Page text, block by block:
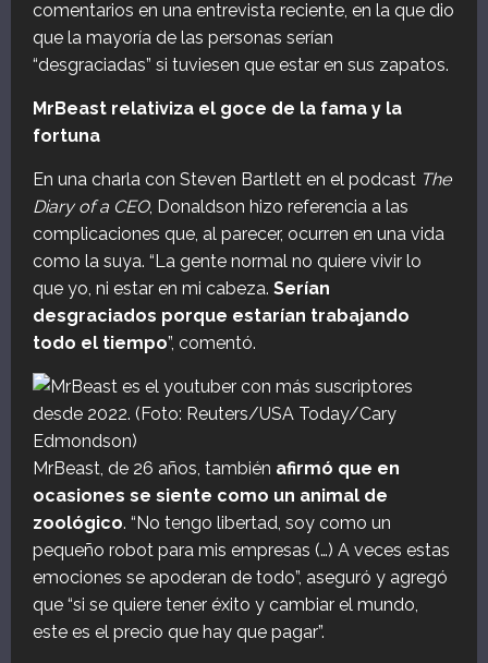
comentarios en una entrevista reciente, en la que dio
que la mayoría de las personas serían
“desgraciadas” si tuviesen que estar en sus zapatos.
MrBeast relativiza el goce de la fama y la
fortuna
En una charla con Steven Bartlett en el podcast The
Diary of a CEO, Donaldson hizo referencia a las
complicaciones que, al parecer, ocurren en una vida
como la suya. “La gente normal no quiere vivir lo
que yo, ni estar en mi cabeza. Serían
desgraciados porque estarían trabajando
todo el tiempo”, comentó.
MrBeast, de 26 años, también afirmó que en
ocasiones se siente como un animal de
zoológico. “No tengo libertad, soy como un
pequeño robot para mis empresas (…) A veces estas
emociones se apoderan de todo”, aseguró y agregó
que “si se quiere tener éxito y cambiar el mundo,
este es el precio que hay que pagar”.